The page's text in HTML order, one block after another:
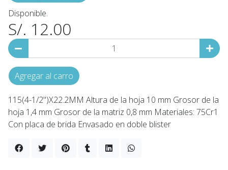
Disponible.
S/. 12.00
Agregar al carro
115(4-1/2'')X22.2MM Altura de la hoja 10 mm Grosor de la
hoja 1,4 mm Grosor de la matriz 0,8 mm Materiales: 75Cr1
Con placa de brida Envasado en doble blister